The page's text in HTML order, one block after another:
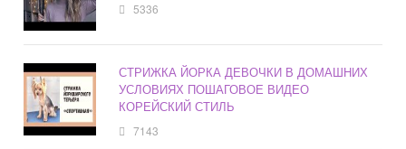
5336
СТРИЖКА ЙОРКА ДЕВОЧКИ В ДОМАШНИХ
УСЛОВИЯХ ПОШАГОВОЕ ВИДЕО
КОРЕЙСКИЙ СТИЛЬ
7143